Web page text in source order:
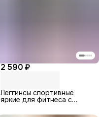
2 590 ₽
Леггинсы спортивные
яркие для фитнеса с